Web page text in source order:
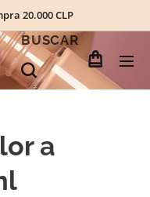
20.000 CLP
BUSCAR
a